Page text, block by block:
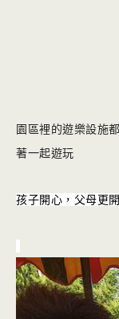
園區裡的遊樂設施
著一起遊玩
孩子開心，父母更